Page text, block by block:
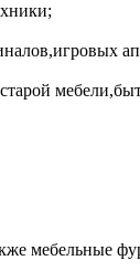
мебельные